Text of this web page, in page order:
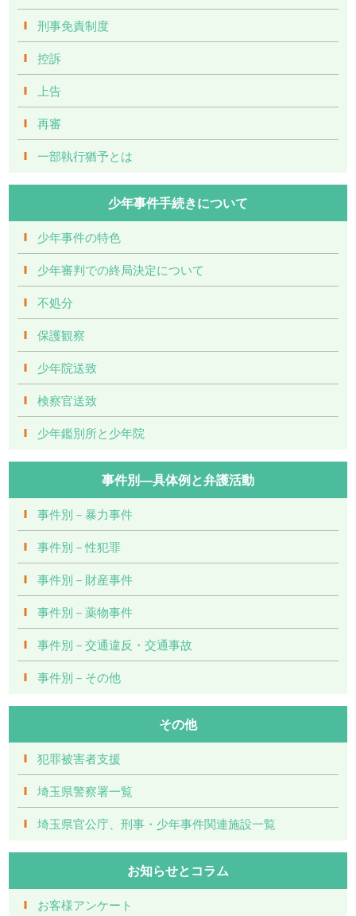
刑事免責制度
控訴
上告
再審
一部執行猶予とは
少年事件手続きについて
少年事件の特色
少年審判での終局決定について
不処分
保護観察
少年院送致
検察官送致
少年鑑別所と少年院
事件別―具体例と弁護活動
事件別－暴力事件
事件別－性犯罪
事件別－財産事件
事件別－薬物事件
事件別－交通違反・交通事故
事件別－その他
その他
犯罪被害者支援
埼玉県警察署一覧
埼玉県官公庁、刑事・少年事件関連施設一覧
お知らせとコラム
お客様アンケート